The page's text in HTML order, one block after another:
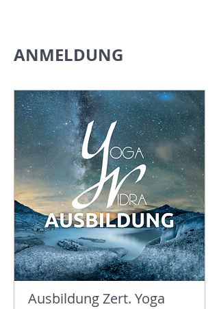
ANMELDUNG
Ausbildung Zert. Yoga